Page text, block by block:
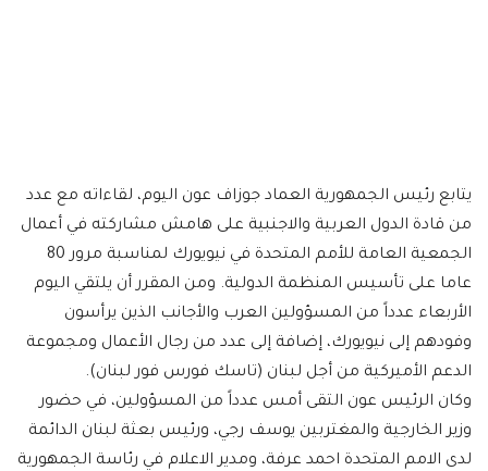
يتابع رئيس الجمهورية العماد جوزاف عون اليوم، لقاءاته مع عدد
من قادة الدول العربية والاجنبية على هامش مشاركته في أعمال
الجمعية العامة للأمم المتحدة في نيويورك لمناسبة مرور 80
عاما على تأسيس المنظمة الدولية. ومن المقرر أن يلتقي اليوم
الأربعاء عدداً من المسؤولين العرب والأجانب الذين يرأسون
وفودهم إلى نيويورك، إضافة إلى عدد من رجال الأعمال ومجموعة
الدعم الأميركية من أجل لبنان (تاسك فورس فور لبنان).
وكان الرئيس عون التقى أمس عدداً من المسؤولين، في حضور
وزير الخارجية والمغتربين يوسف رجي، ورئيس بعثة لبنان الدائمة
لدى الامم المتحدة احمد عرفة، ومدير الاعلام في رئاسة الجمهورية